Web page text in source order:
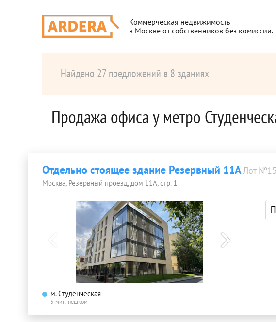
Коммерческая недвижимость
в Москве от собственников без комиссии.
Найдено 27 предложений в 8 зданиях
Продажа офиса у метро
Отдельно стоящее здание Резервный 11АЛот
Москва, Резервный проезд, дом 11А, стр. 1
м. Студенческая
5 мин. пешком